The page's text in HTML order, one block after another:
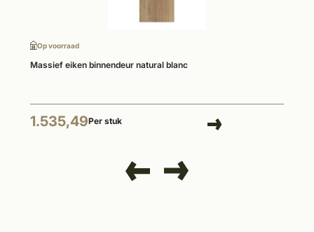
Op voorraad
Massief eiken binnendeur natural blanc
1.535,49Per stuk